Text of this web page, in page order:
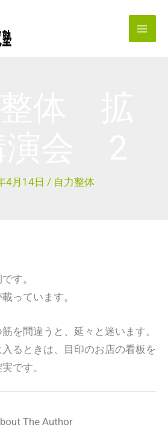
4月14日 / 自力整体
す。
っています。
を間違うと、延々と迷います。
るときは、目印のお店の看板を
です。
The Author